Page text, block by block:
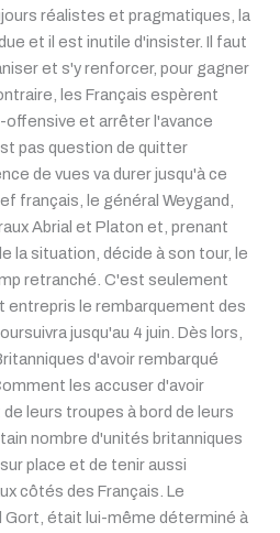
réalistes et pragmatiques, la
et il est inutile d'insister. Il faut
et s'y renforcer, pour gagner
les Français espèrent
et arrêter l'avance
pas question de quitter
de vues va durer jusqu'à ce
français, le général Weygand,
Abrial et Platon et, prenant
la situation, décide à son tour, le
retranché. C'est seulement
entrepris le rembarquement des
jusqu'au 4 juin. Dès lors,
d'avoir rembarqué
les accuser d'avoir
leurs troupes à bord de leurs
nombre d'unités britanniques
place et de tenir aussi
côtés des Français. Le
Gort, était lui-même déterminé à